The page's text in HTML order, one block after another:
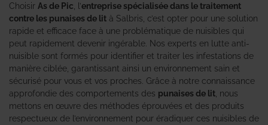
Choisir As de Pic , l’entreprise spécialisée dans le traitement
contre les punaises de lit à Salbris, c’est opter pour une solution
rapide et efficace face à une problématique de nuisibles qui
peut rapidement devenir ingérable. Nos experts en lutte anti-
nuisible sont formés pour identifier et traiter les infestations de
manière ciblée, garantissant ainsi un environnement sain et
sécurisé pour vous et vos proches. Grâce à notre connaissance
approfondie des comportements des punaises de lit , nous
mettons en œuvre des méthodes éprouvées et des produits
respectueux de l’environnement pour éradiquer ces nuisibles de